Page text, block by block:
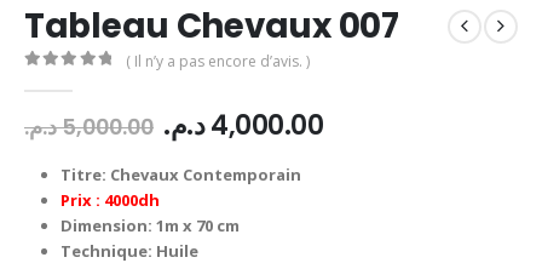
Tableau Chevaux 007
( Il n’y a pas encore d’avis. )
5,000.00د.م. Le
prix
initial
4,000.00د.م. Le
Titre: Chevaux Contemporain
Prix : 4000dh
Dimension: 1m x 70 cm
Technique: Huile